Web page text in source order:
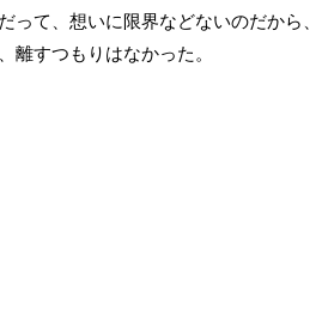
て、想いに限界などないのだから、
離すつもりはなかった。